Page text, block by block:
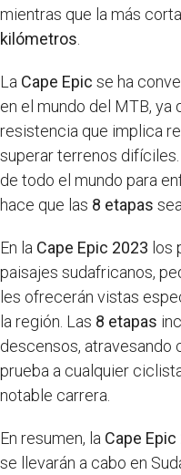
mientras que la más
kilómetros
La Cape Epic se ha
en el mundo del MTB, ya
resistencia que implica
superar terrenos
de todo el mundo para
hace que las 8 etapas
En la Cape Epic 2023 los
paisajes sudafricanos,
les ofrecerán vistas
la región. Las 8 etapas
descensos, atravesando
prueba a cualquier
notable carrera.
En resumen, la Cape Epic
se llevarán a cabo en